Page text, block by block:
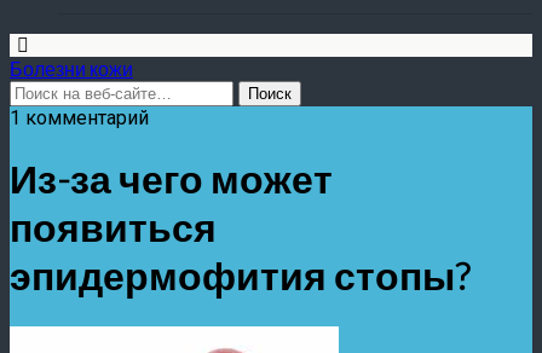
Болезни кожи
1 комментарий
Из-за чего может
появиться
эпидермофития стопы?